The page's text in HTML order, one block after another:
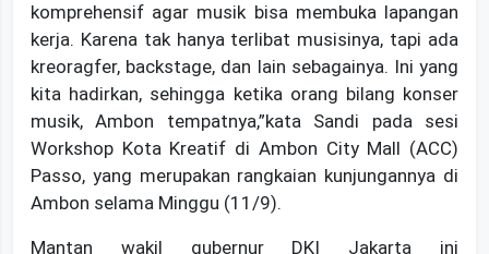
komprehensif agar musik bisa membuka lapangan
kerja. Karena tak hanya terlibat musisinya, tapi ada
kreoragfer, backstage, dan lain sebagainya. Ini yang
kita hadirkan, sehingga ketika orang bilang konser
musik, Ambon tempatnya,”kata Sandi pada sesi
Workshop Kota Kreatif di Ambon City Mall (ACC)
Passo, yang merupakan rangkaian kunjungannya di
Ambon selama Minggu (11/9).
Mantan wakil gubernur DKI Jakarta ini